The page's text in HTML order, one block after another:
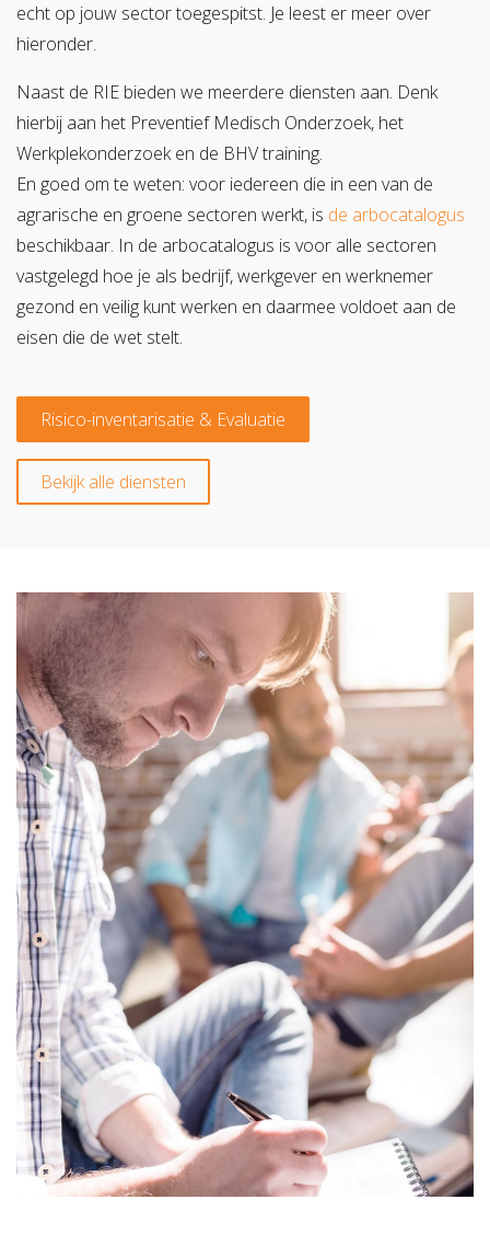
echt op jouw sector toegespitst. Je leest er meer over
hieronder.
Naast de RIE bieden we meerdere diensten aan. Denk
hierbij aan het Preventief Medisch Onderzoek, het
Werkplekonderzoek en de BHV training.
En goed om te weten: voor iedereen die in een van de
agrarische en groene sectoren werkt, is de arbocatalogus
beschikbaar. In de arbocatalogus is voor alle sectoren
vastgelegd hoe je als bedrijf, werkgever en werknemer
gezond en veilig kunt werken en daarmee voldoet aan de
eisen die de wet stelt.
Risico-inventarisatie & Evaluatie
Bekijk alle diensten